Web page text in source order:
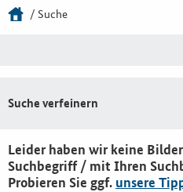
Suche
Suche verfeinern
Leider haben wir keine
Suchbegriff / mit Ihren
Probieren Sie ggf. unsere